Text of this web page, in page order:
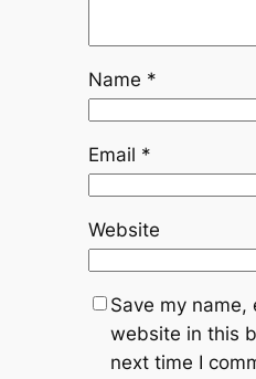
Name *
Email *
Website
Save my name,
website in this
next time I